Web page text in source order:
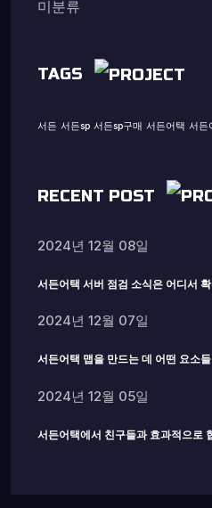
미분류
TAGS
서든 서든sp 서든sp구매 서든어택 서든
RECENT POST
2024년 12월 08일
서든어택 서버 점검 소식은 어디서
2024년 12월 07일
서든어택 맵을 만드는 데 어떤 요소
2024년 12월 05일
서든어택에서 친구들과 효과적으로